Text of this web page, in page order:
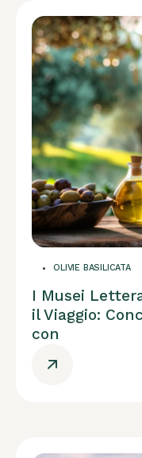
OLIVIE BASILICATA
I Musei
il Viaggio:
con